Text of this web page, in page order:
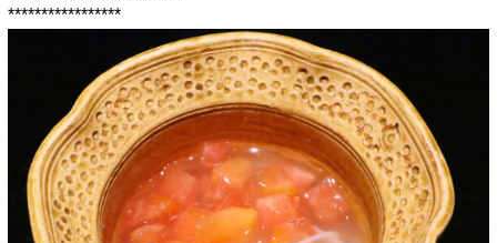
*****************